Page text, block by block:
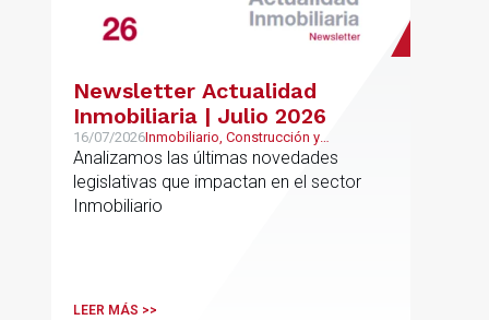
Newsletter Actualidad
Inmobiliaria | Julio 2026
16/07/2026Inmobiliario, Construcción y
Urbanismo
Analizamos las últimas novedades
legislativas que impactan en el sector
Inmobiliario
LEER MÁS >>